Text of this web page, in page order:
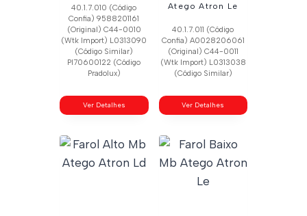
40.1.7.010 (Código
Confia) 9588201161
(Original) C44-0010
(Wtk Import) L0313090
(Código Similar)
Pl70600122 (Código
Pradolux)
Ver Detalhes
Atego Atron Le
40.1.7.011 (Código
Confia) A0028206061
(Original) C44-0011
(Wtk Import) L0313038
(Código Similar)
Ver Detalhes